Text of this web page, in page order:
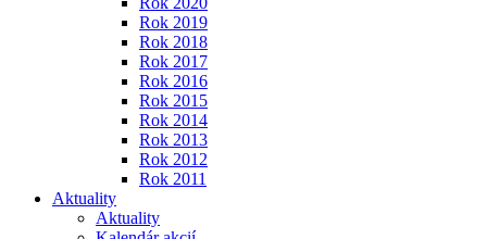
Rok 2019
Rok 2018
Rok 2017
Rok 2016
Rok 2015
Rok 2014
Rok 2013
Rok 2012
Rok 2011
Aktuality
Aktuality